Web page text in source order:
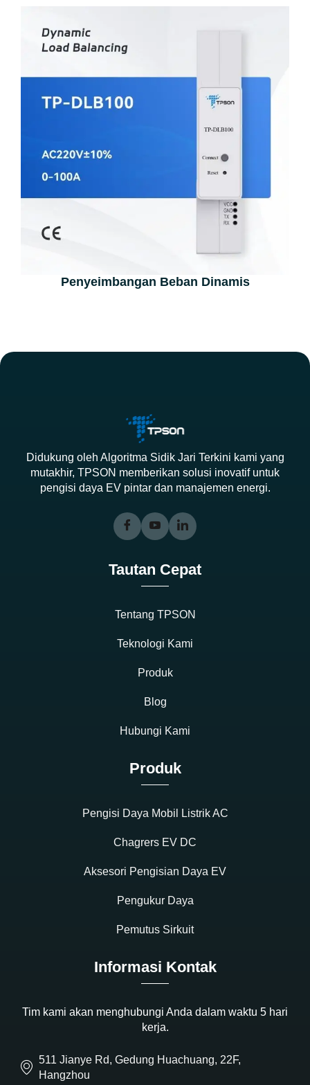
Penyeimbangan Beban Dinamis
Didukung oleh Algoritma Sidik Jari Terkini kami yang
mutakhir, TPSON memberikan solusi inovatif untuk
pengisi daya EV pintar dan manajemen energi.
Tautan Cepat
Tentang TPSON
Teknologi Kami
Produk
Blog
Hubungi Kami
Produk
Pengisi Daya Mobil Listrik AC
Chagrers EV DC
Aksesori Pengisian Daya EV
Pengukur Daya
Pemutus Sirkuit
Informasi Kontak
Tim kami akan menghubungi Anda dalam waktu 5 hari
kerja.
511 Jianye Rd, Gedung Huachuang, 22F,
Hangzhou